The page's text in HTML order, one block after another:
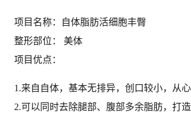
项目名称：自体脂肪活细胞丰臀
整形部位： 美体
项目优点：
1.来自自体，基本无排异，创口较小，从
2.可以同时去除腿部、腹部多余脂肪，打造